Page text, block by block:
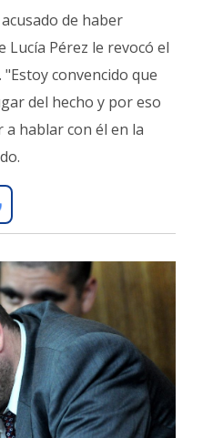
de haber
Lucía Pérez le revocó el
convencido que
del hecho y por eso
a hablar con él en la